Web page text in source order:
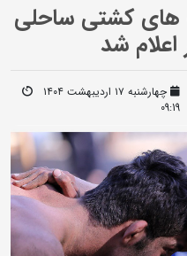
های کشتی ساحلی
اعلام شد
چهارشنبه ۱۷ اردیبهشت ۱۴۰۴
09:19